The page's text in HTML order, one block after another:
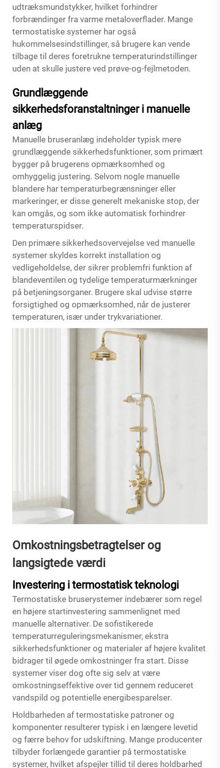
udtræksmundstykker, hvilket forhindrer
forbrændinger fra varme metaloverflader. Mange
termostatiske systemer har også
hukommelsesindstillinger, så brugere kan vende
tilbage til deres foretrukne temperaturindstillinger
uden at skulle justere ved prøve-og-fejlmetoden.
Grundlæggende
sikkerhedsforanstaltninger i manuelle
anlæg
Manuelle bruseranlæg indeholder typisk mere
grundlæggende sikkerhedsfunktioner, som primært
bygger på brugerens opmærksomhed og
omhyggelig justering. Selvom nogle manuelle
blandere har temperaturbegrænsninger eller
markeringer, er disse generelt mekaniske stop, der
kan omgås, og som ikke automatisk forhindrer
temperaturspidser.
Den primære sikkerhedsovervejelse ved manuelle
systemer skyldes korrekt installation og
vedligeholdelse, der sikrer problemfri funktion af
blandeventilen og tydelige temperaturmærkninger
på betjeningsorganer. Brugere skal udvise større
forsigtighed og opmærksomhed, når de justerer
temperaturen, især under trykvariationer.
Omkostningsbetragtelser og
langsigtede værdi
Investering i termostatisk teknologi
Termostatiske bruserystemer indebærer som regel
en højere startinvestering sammenlignet med
manuelle alternativer. De sofistikerede
temperaturreguleringsmekanismer, ekstra
sikkerhedsfunktioner og materialer af højere kvalitet
bidrager til øgede omkostninger fra start. Disse
systemer viser dog ofte sig selv at være
omkostningseffektive over tid gennem reduceret
vandspild og potentielle energibesparelser.
Holdbarheden af termostatiske patroner og
komponenter resulterer typisk i en længere levetid
og færre behov for udskiftning. Mange producenter
tilbyder forlængede garantier på termostatiske
systemer, hvilket afspejler tillid til deres holdbarhed